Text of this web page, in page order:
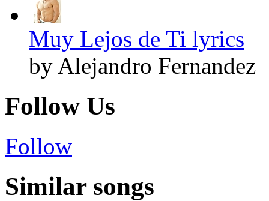
Muy Lejos de Ti lyrics
by Alejandro Fernandez
Follow Us
Follow
Similar songs